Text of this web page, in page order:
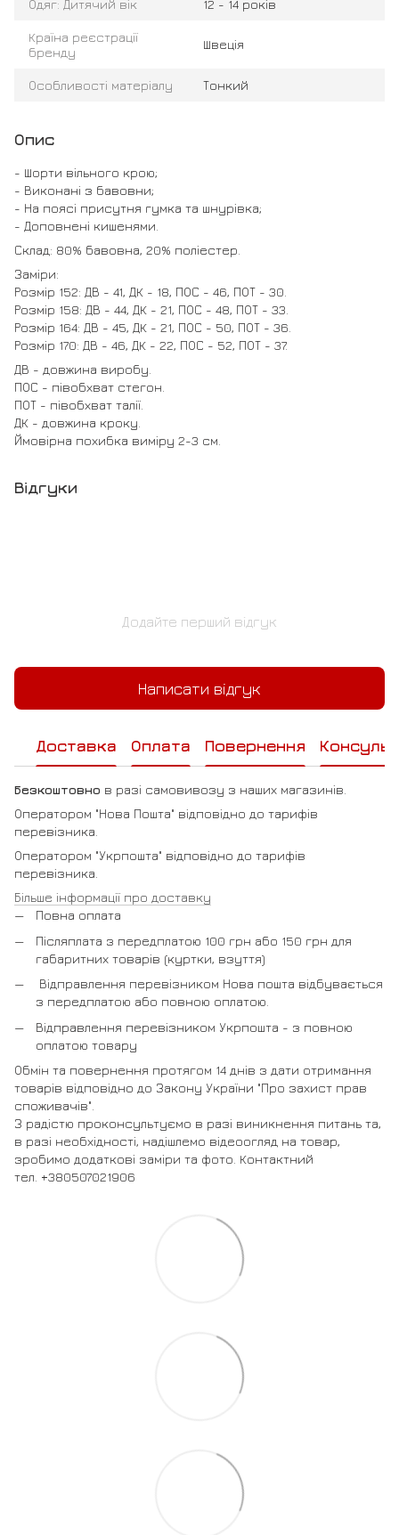
Одяг: Дитячий вік 12 - 14 років
Країна реєстрації
бренду
Швеція
Особливості матеріалу Тонкий
Опис
- Шорти вільного крою;
- Виконані з бавовни;
- На поясі присутня гумка та шнурівка;
- Доповнені кишенями.
Склад: 80% бавовна, 20% поліестер.
Заміри:
Розмір 152: ДВ - 41, ДК - 18, ПОС - 46, ПОТ - 30.
Розмір 158: ДВ - 44, ДК - 21, ПОС - 48, ПОТ - 33.
Розмір 164: ДВ - 45, ДК - 21, ПОС - 50, ПОТ - 36.
Розмір 170: ДВ - 46, ДК - 22, ПОС - 52, ПОТ - 37.
ДВ - довжина виробу.
ПОС - півобхват стегон.
ПОТ - півобхват талії.
ДК - довжина кроку.
Ймовірна похибка виміру 2-3 см.
Відгуки
Додайте перший відгук
Написати відгук
Доставка Оплата Повернення
Безкоштовно в разі самовивозу з наших магазинів.
Оператором "Нова Пошта" відповідно до тарифів
перевізника.
Оператором "Укрпошта" відповідно до тарифів
перевізника.
Більше інформації про доставку
Повна оплата
Післяплата з передплатою 100 грн або 150 грн для
габаритних товарів (куртки, взуття)
Відправлення перевізником Нова пошта відбувається
з передплатою або повною оплатою.
Відправлення перевізником Укрпошта - з повною
оплатою товару
Обмін та повернення протягом 14 днів з дати отримання
товарів відповідно до Закону України "Про захист прав
споживачів".
З радістю проконсультуємо в разі виникнення питань та,
в разі необхідності, надішлемо відеоогляд на товар,
зробимо додаткові заміри та фото. Контактний
тел. +380507021906